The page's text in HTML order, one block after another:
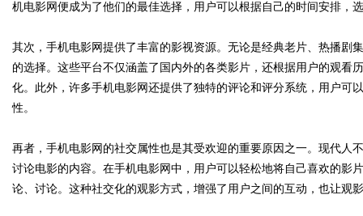
ar
机电影网便成为了他们的最佳选择，用户可以根据自己的时间安排，
其次，手机电影网提供了丰富的影视资源。无论是经典老片、热播剧
的选择。这些平台不仅涵盖了国内外的各类影片，还根据用户的观看
化。此外，许多手机电影网还提供了独特的评论和评分系统，用户可
性。
再者，手机电影网的社交属性也是其受欢迎的重要原因之一。现代人
讨论电影的内容。在手机电影网中，用户可以轻松地将自己喜欢的影
论、讨论。这种社交化的观影方式，增强了用户之间的互动，也让观